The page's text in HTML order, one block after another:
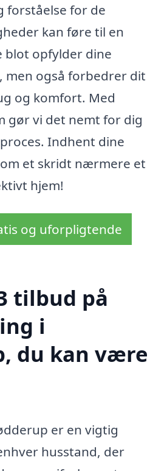
forståelse for de
kan føre til en
blot opfylder dine
men også forbedrer dit
og komfort. Med
gør vi det nemt for dig
Indhent dine
et skridt nærmere et
hjem!
og uforpligtende
tilbud på
i
du kan være
er en vigtig
husstand, der